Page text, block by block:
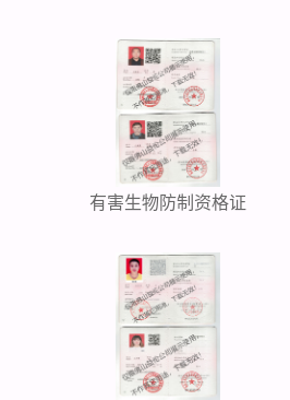
有害生物防制资格证